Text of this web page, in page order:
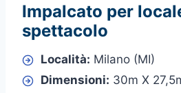
Impalcato per
spettacolo
Località: Milano (MI)
Dimensioni: 30m X